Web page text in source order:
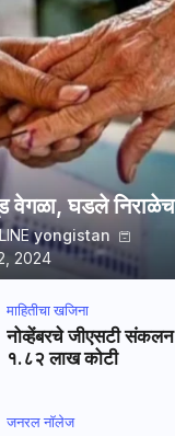
वेगळा, घडले निराळेच
yongistan
2024
माहितीचा खजिना
नोव्हेंबरचे जीएसटी संकलन
१.८२ लाख कोटी
जनरल नाॅलेज